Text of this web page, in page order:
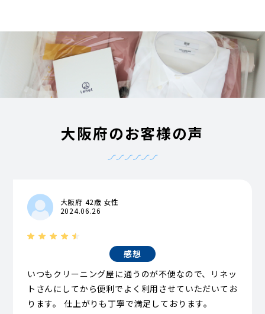
大阪府のお客様の声
大阪府 42歳 女性
2024.06.26
感想
いつもクリーニング屋に通うのが不便なので、リネッ
トさんにしてから便利でよく利用させていただいてお
ります。 仕上がりも丁寧で満足しております。